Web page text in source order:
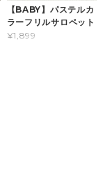
【BABY】パステルカ
ラーフリルサロペット
¥1,899